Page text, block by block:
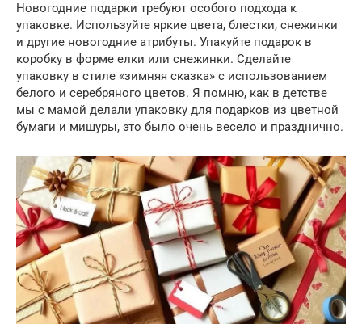
Новогодние подарки требуют особого подхода к
упаковке. Используйте яркие цвета, блестки, снежинки
и другие новогодние атрибуты. Упакуйте подарок в
коробку в форме елки или снежинки. Сделайте
упаковку в стиле «зимняя сказка» с использованием
белого и серебряного цветов. Я помню, как в детстве
мы с мамой делали упаковку для подарков из цветной
бумаги и мишуры, это было очень весело и празднично.